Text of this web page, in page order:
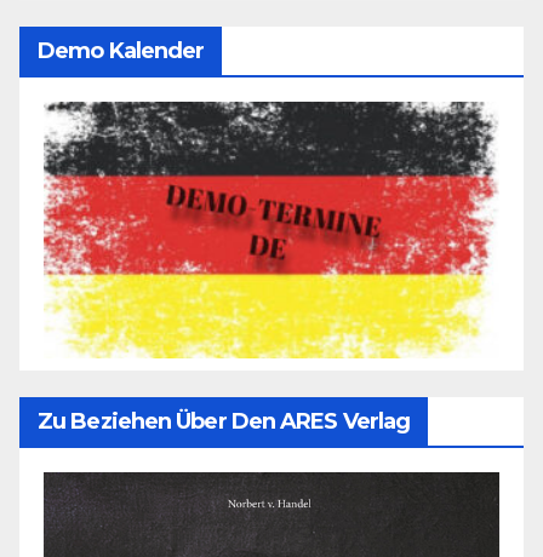
Demo Kalender
Zu Beziehen Über Den ARES Verlag